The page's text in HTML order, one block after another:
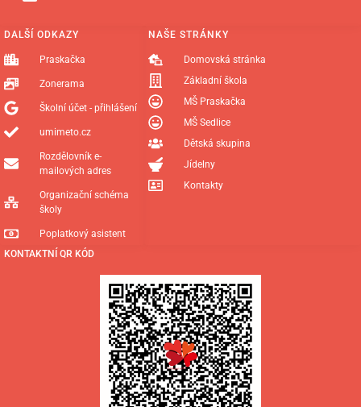
KONTAKTNÍ QR KÓD
NAŠE STRÁNKY
Domovská stránka
Základní škola
MŠ Praskačka
MŠ Sedlice
Dětská skupina
Jídelny
Kontakty
DALŠÍ ODKAZY
Praskačka
Zonerama
Školní účet - přihlášení
umimeto.cz
Rozdělovník e-
mailových adres
Organizační schéma
školy
Poplatkový asistent